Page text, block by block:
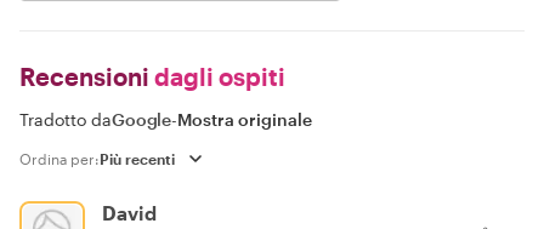
Recensioni dagli ospiti
Tradotto daGoogle-Mostra originale
Ordina per:
David